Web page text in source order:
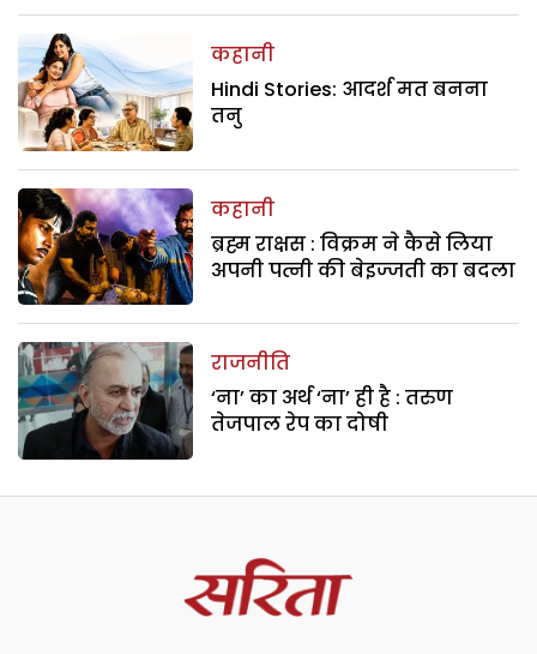
कहानी
Hindi Stories: आदर्श मत बनना
तनु
कहानी
ब्रह्म राक्षस : विक्रम ने कैसे लिया
अपनी पत्नी की बेइज्जती का बदला
राजनीति
‘ना’ का अर्थ ‘ना’ ही है : तरुण
तेजपाल रेप का दोषी